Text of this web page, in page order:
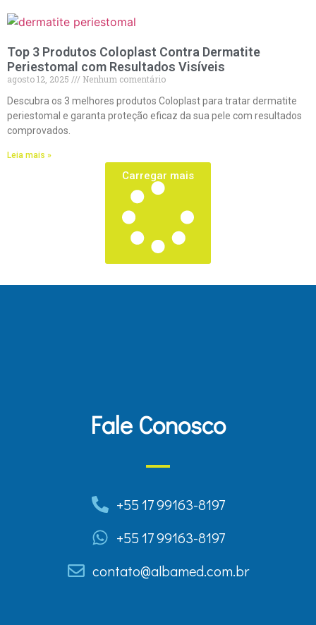
Top 3 Produtos Coloplast Contra Dermatite
Periestomal com Resultados Visíveis
agosto 12, 2025
Nenhum comentário
Descubra os 3 melhores produtos Coloplast para tratar dermatite
periestomal e garanta proteção eficaz da sua pele com resultados
comprovados.
Leia mais »
Carregar mais
Fale Conosco
+55 17 99163-8197
+55 17 99163-8197
contato@albamed.com.br